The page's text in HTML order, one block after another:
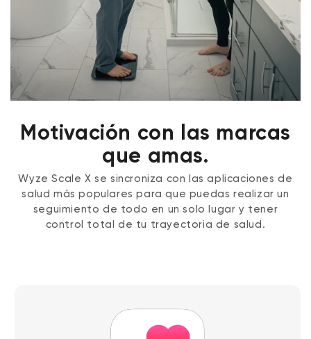
Motivación con las marcas
que amas.
Wyze Scale X se sincroniza con las aplicaciones de
salud más populares para que puedas realizar un
seguimiento de todo en un solo lugar y tener
control total de tu trayectoria de salud.